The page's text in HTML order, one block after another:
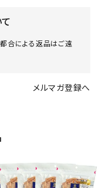
合による返品はご遠
メルマガ登録へ